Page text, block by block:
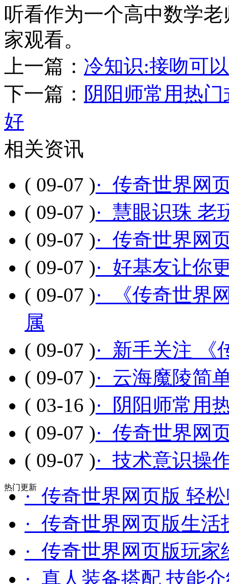
听看作为一个高中数学
家观看。
上一篇： 冷知识:接吻可
下一篇： 阴阳师常用热
好
相关资讯
( 09-07 )· 传奇世界网
( 09-07 )· 慧眼识珠 老
( 09-07 )· 传奇世界网
( 09-07 )· 好基友让你
( 09-07 )· 《传奇世界
属
( 09-07 )· 新手关注 《
( 09-07 )· 云海魔陵简
( 03-16 )· 阴阳师常用
( 09-07 )· 传奇世界网
( 09-07 )· 技术意识操
热门更新· 传奇世界网页版 轻
· 传奇世界网页版生
· 传奇世界网页版玩
· 真人装备搭配 技能